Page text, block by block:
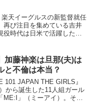
天イーグルスの新監督就任
再び注目を集めている吉井
役時代は日米で活躍した名
んですが、「結婚している
んはど...
加藤神楽は旦那(夫)は
と不倫は本当？
101 JAPAN THE GIRLS』
から誕生した11人組ガール
ME:I」（ミーアイ）。その